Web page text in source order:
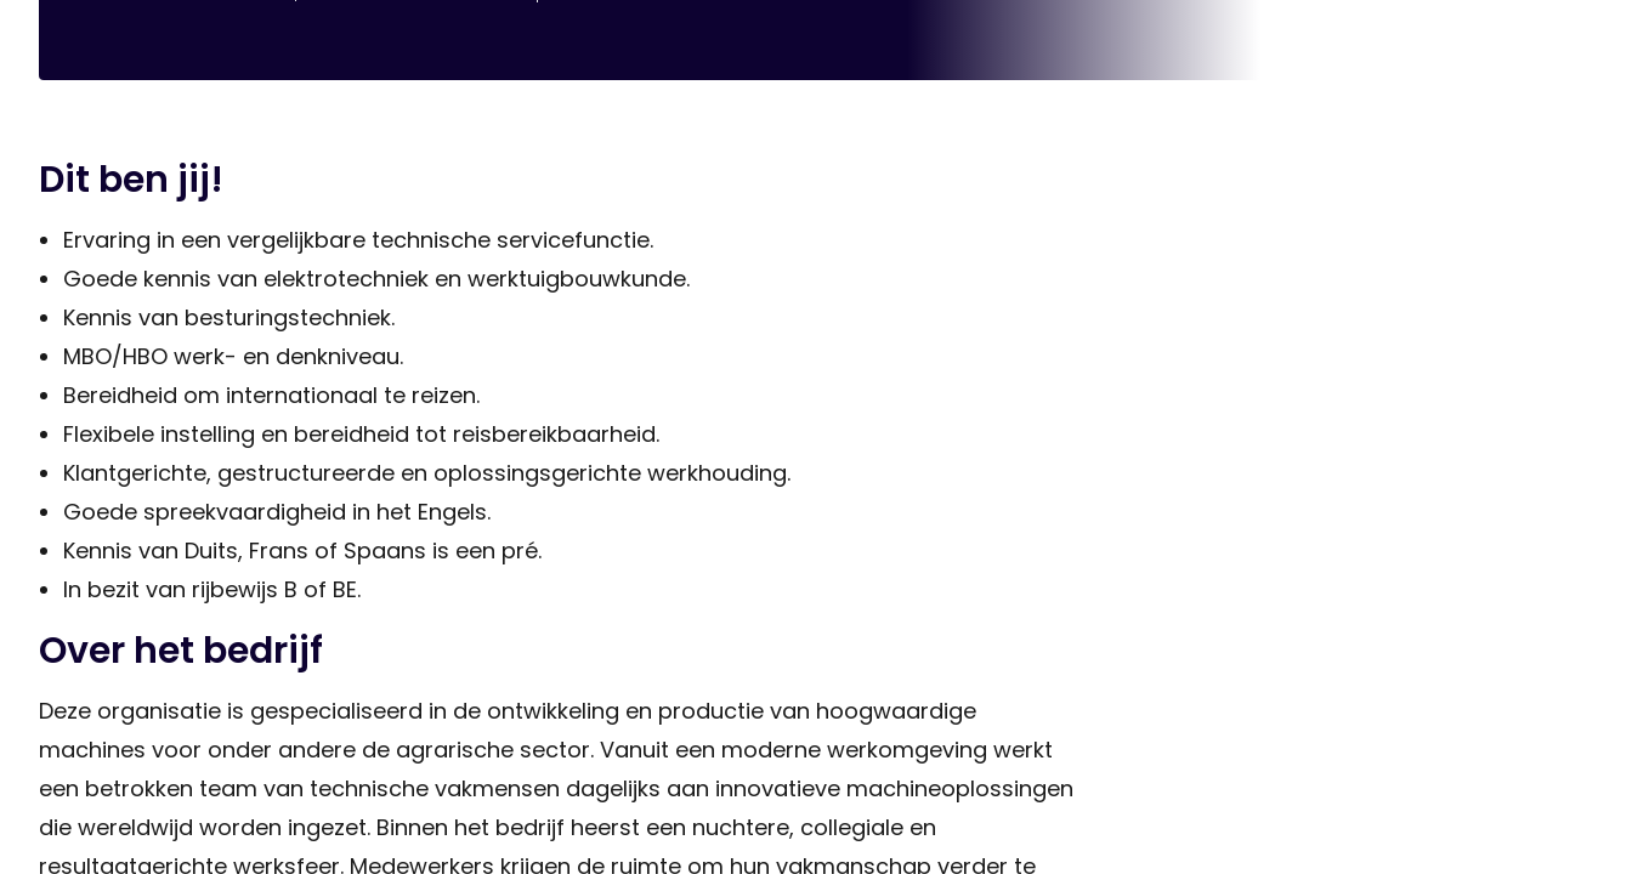
Dit ben jij!
Ervaring in een vergelijkbare technische servicefunctie.
Goede kennis van elektrotechniek en werktuigbouwkunde.
Kennis van besturingstechniek.
MBO/HBO werk- en denkniveau.
Bereidheid om internationaal te reizen.
Flexibele instelling en bereidheid tot reisbereikbaarheid.
Klantgerichte, gestructureerde en oplossingsgerichte werkhouding.
Goede spreekvaardigheid in het Engels.
Kennis van Duits, Frans of Spaans is een pré.
In bezit van rijbewijs B of BE.
Over het bedrijf
Deze organisatie is gespecialiseerd in de ontwikkeling en productie van hoogwaardige
machines voor onder andere de agrarische sector. Vanuit een moderne werkomgeving werkt
een betrokken team van technische vakmensen dagelijks aan innovatieve machineoplossingen
die wereldwijd worden ingezet. Binnen het bedrijf heerst een nuchtere, collegiale en
resultaatgerichte werksfeer. Medewerkers krijgen de ruimte om hun vakmanschap verder te